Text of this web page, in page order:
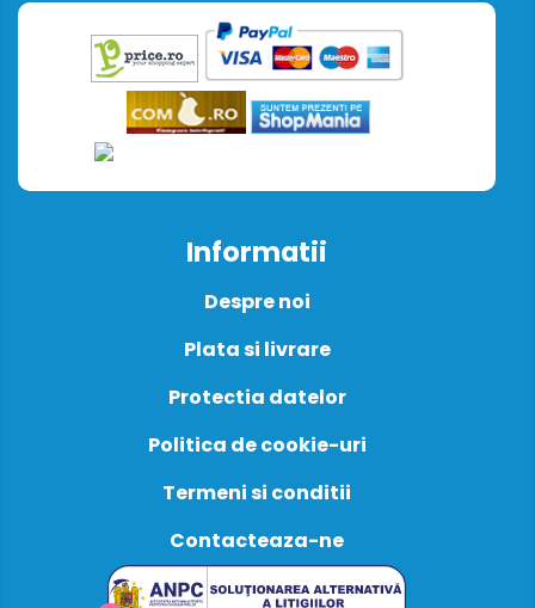
Informatii
Despre noi
Plata si livrare
Protectia datelor
Politica de cookie-uri
Termeni si conditii
Contacteaza-ne